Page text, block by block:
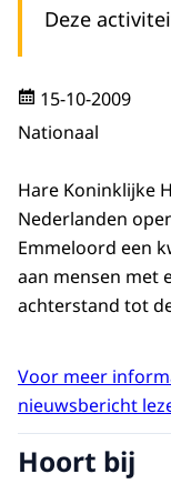
Deze
15-10-2009
Nationaal
Hare Koninklijke
Nederlanden
Emmeloord een
aan mensen met
achterstand tot
Voor meer
nieuwsbericht
Hoort bij